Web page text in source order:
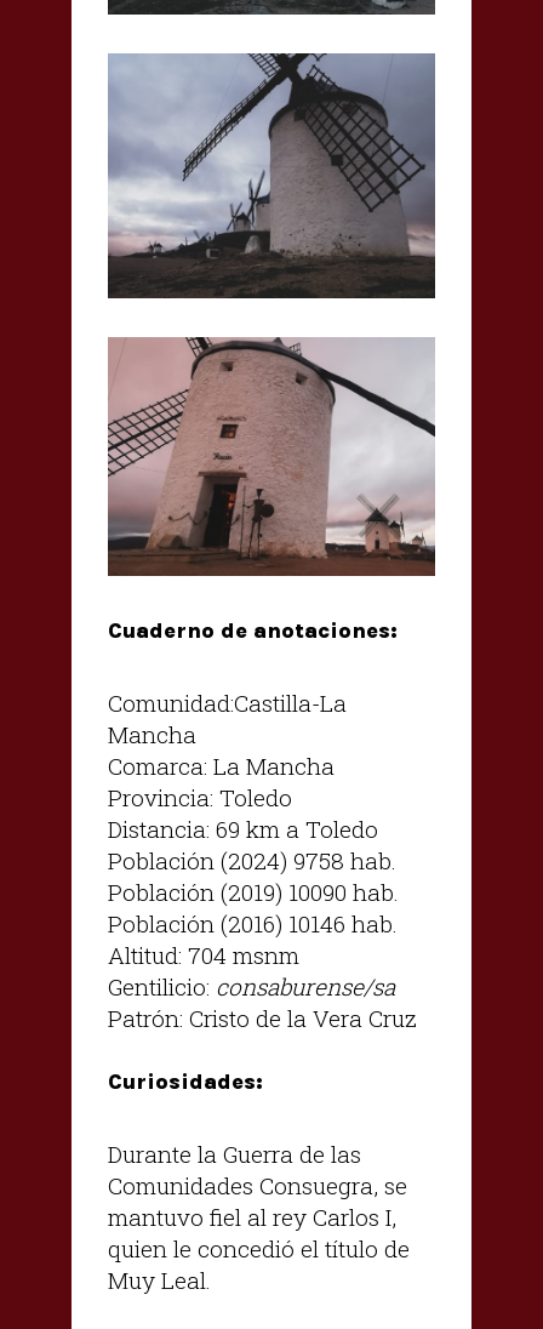
Cuaderno de anotaciones:
Comunidad:Castilla-La
Mancha
Comarca: La Mancha
Provincia: Toledo
Distancia: 69 km a Toledo
Población (2024) 9758 hab.
Población (2019) 10090 hab.
Población (2016) 10146 hab.
Altitud: 704 msnm
Gentilicio: consaburense/sa
Patrón: Cristo de la Vera Cruz
Curiosidades:
Durante la Guerra de las
Comunidades Consuegra, se
mantuvo fiel al rey Carlos I,
quien le concedió el título de
Muy Leal.